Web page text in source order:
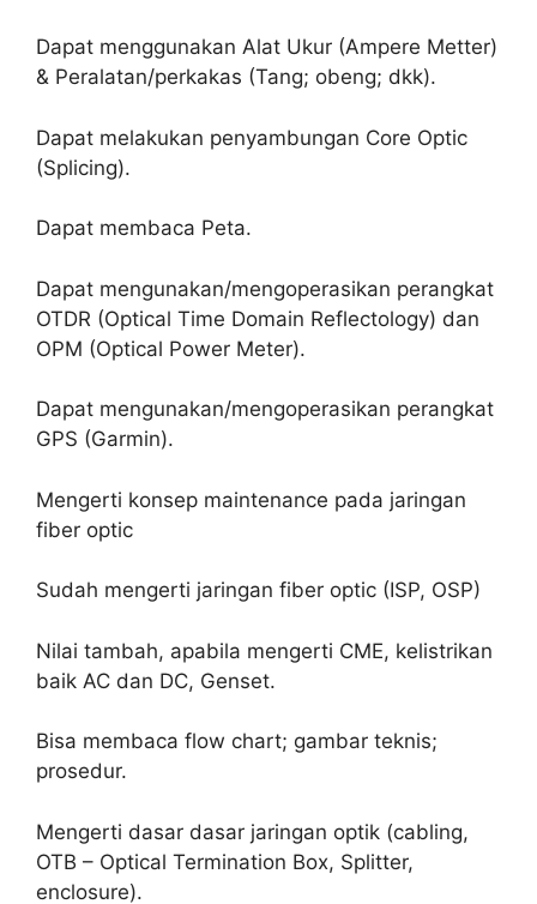
Dapat menggunakan Alat Ukur (Ampere Metter)
& Peralatan/perkakas (Tang; obeng; dkk).
Dapat melakukan penyambungan Core Optic
(Splicing).
Dapat membaca Peta.
Dapat mengunakan/mengoperasikan perangkat
OTDR (Optical Time Domain Reflectology) dan
OPM (Optical Power Meter).
Dapat mengunakan/mengoperasikan perangkat
GPS (Garmin).
Mengerti konsep maintenance pada jaringan
fiber optic
Sudah mengerti jaringan fiber optic (ISP, OSP)
Nilai tambah, apabila mengerti CME, kelistrikan
baik AC dan DC, Genset.
Bisa membaca flow chart; gambar teknis;
prosedur.
Mengerti dasar dasar jaringan optik (cabling,
OTB – Optical Termination Box, Splitter,
enclosure).